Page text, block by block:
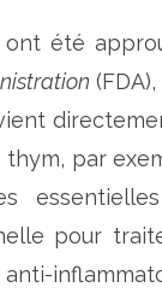
h
e
r
c
e
e
r
o
d
u
t
été
thym, par
pour